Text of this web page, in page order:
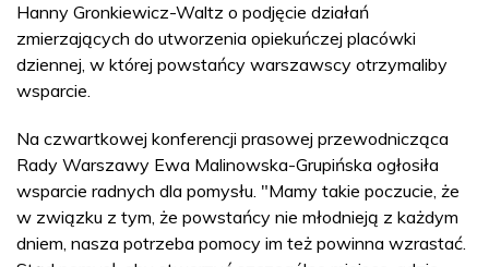
Hanny Gronkiewicz-Waltz o podjęcie działań
zmierzających do utworzenia opiekuńczej placówki
dziennej, w której powstańcy warszawscy otrzymaliby
wsparcie.
Na czwartkowej konferencji prasowej przewodnicząca
Rady Warszawy Ewa Malinowska-Grupińska ogłosiła
wsparcie radnych dla pomysłu. "Mamy takie poczucie, że
w związku z tym, że powstańcy nie młodnieją z każdym
dniem, nasza potrzeba pomocy im też powinna wzrastać.